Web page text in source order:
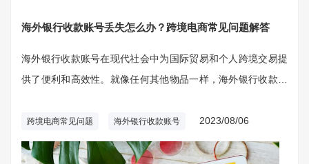
海外银行收款账号丢失怎么办？跨境电商常见问题解答
海外银行收款账号在现代社会中为国际贸易和个人跨境交易提
供了便利和高效性。就像任何其他物品一样，海外银行收款账
全风险。
跨境电商常见问题 海外银行收款账号 2023/08/06